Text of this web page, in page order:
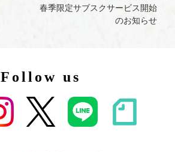
春季限定サブスクサービス開始
のお知らせ
Follow us